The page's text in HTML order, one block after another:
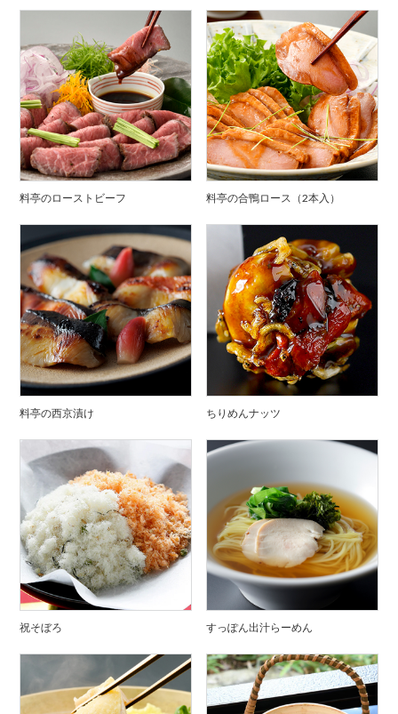
料亭のローストビーフ 料亭の合鴨ロース（2本入）
料亭の西京漬け ちりめんナッツ
祝そぼろ すっぽん出汁らーめん